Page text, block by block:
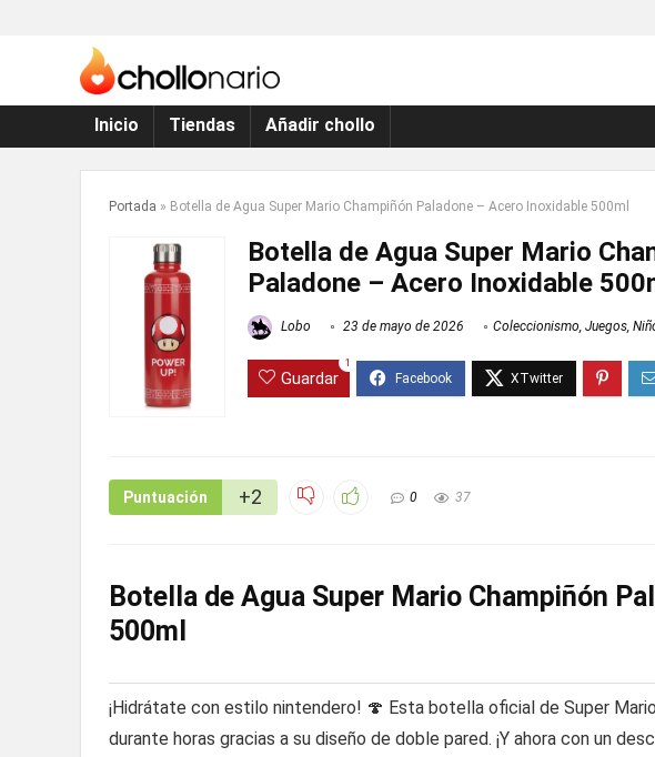
Inicio Tiendas Añadir chollo
Portada » Botella de Agua Super Mario Champiñón Paladone – Acero Inoxidable 500ml
Botella de Agua Super Mario
Paladone – Acero Inoxidable
Lobo 23 de mayo de 2026 Coleccionismo, Juegos,
Guardar
1
Puntuación +2 0 37
Botella de Agua Super Mario Champiñón
500ml
¡Hidrátate con estilo nintendero! 🍄 Esta botella oficial de Super
durante horas gracias a su diseño de doble pared. ¡Y ahora con un